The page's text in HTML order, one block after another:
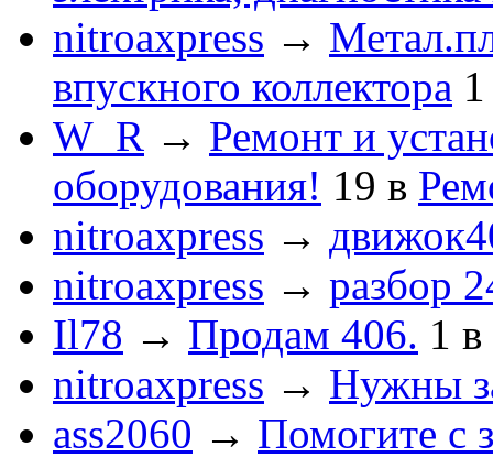
nitroaxpress →
впускного коллектора 1
W_R → Ремонт и
оборудования! 19 в
nitroaxpress →
nitroaxpress → разбор
Il78 → Продам 406. 1 в
nitroaxpress → Нужны
ass2060 → Помогите с